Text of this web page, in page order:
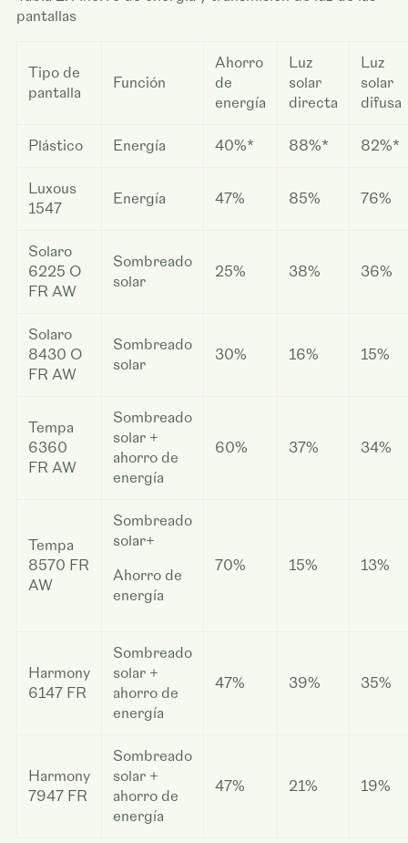
pantallas
Tipo de
pantalla
Función
Ahorro
de
energía
Luz
solar
directa
Luz
solar
difusa
Plástico Energía 40%* 88%* 82%*
Luxous
1547
Energía 47% 85% 76%
Solaro
6225 O
FR AW
Sombreado
solar
25% 38% 36%
Solaro
8430 O
FR AW
Sombreado
solar
30% 16% 15%
Tempa
6360
FR AW
Sombreado
solar +
ahorro de
energía
60% 37% 34%
Tempa
8570 FR
AW
Sombreado
solar+
Ahorro de
energía
70% 15% 13%
Harmony
6147 FR
Sombreado
solar +
ahorro de
energía
47% 39% 35%
Harmony
7947 FR
Sombreado
solar +
ahorro de
energía
47% 21% 19%